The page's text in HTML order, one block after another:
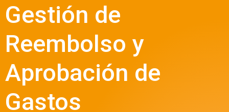
Gestión de
Reembolso y
Aprobación de
Gastos